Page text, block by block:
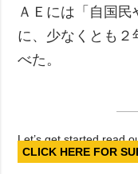
ＡＥには「自国
に、少なくとも２
べた。
Let’s get started read
CLICK HERE FOR